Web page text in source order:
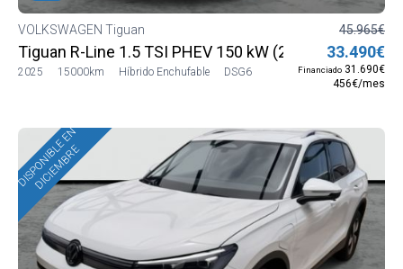
VOLKSWAGEN Tiguan
Tiguan R-Line 1.5 TSI PHEV 150 kW (204 CV) DSG6
2025 15000km Híbrido Enchufable DSG6
45.965€
33.490€
Financiado 31.690€
456€/mes
DISPONIBLE EN
DICIEMBRE